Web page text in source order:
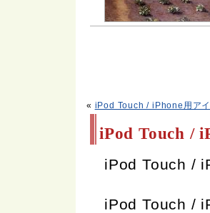
« iPod Touch / iPhone用ア
iPod Touch /
iPod Touch /
iPod Touch /